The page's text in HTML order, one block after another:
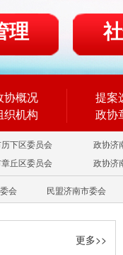
理
协概况
织机构
提案
政协
下区委员会 政协济
丘区委员会
政协济
会 民盟济南市委会
更多>>